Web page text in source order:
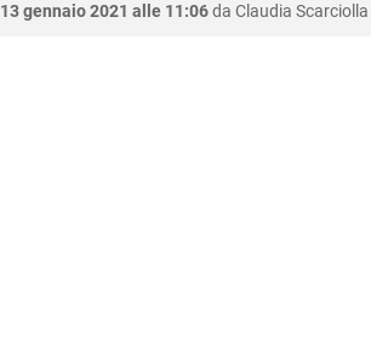
13 gennaio 2021 alle 11:06da Claudia Scarciolla